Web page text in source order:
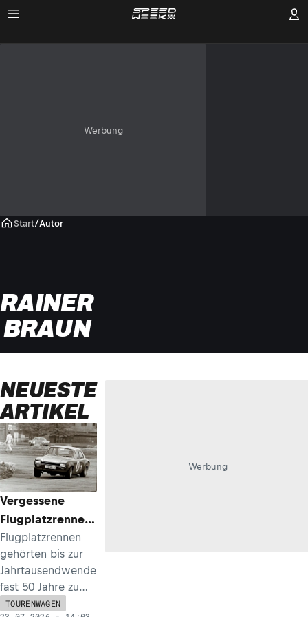
Werbung
Start/Autor
RAINER
BRAUN
NEUESTE
ARTIKEL
Vergessene
Flugplatzrennen,
Folge 6: Der
wilde Norden –
Faßberg, Sylt,
Hohn
Flugplatzrennen
gehörten bis zur
Jahrtausendwende
fast 50 Jahre zu
den populärsten
TOURENWAGEN
Werbung